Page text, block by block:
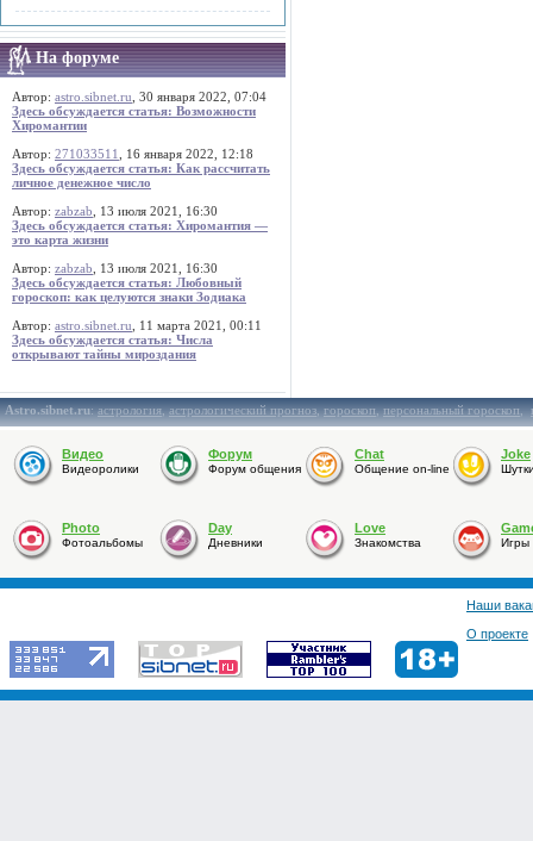
На форуме
Автор: astro.sibnet.ru , 30 января 2022, 07:04
Здесь обсуждается статья: Возможности
Хиромантии
Автор: 271033511
, 16 января 2022, 12:18
Здесь обсуждается статья: Как рассчитать
личное денежное число
Автор: zabzab , 13 июля 2021, 16:30
Здесь обсуждается статья: Хиромантия —
это карта жизни
Автор: zabzab , 13 июля 2021, 16:30
Здесь обсуждается статья: Любовный
гороскоп: как целуются знаки Зодиака
Автор: astro.sibnet.ru , 11 марта 2021, 00:11
Здесь обсуждается статья: Числа
открывают тайны мироздания
Astro.sibnet.ru:астрология,астрологический прогноз,гороскоп,персональный гороскоп,
Видео
Видеоролики
Форум
Форум общения
Chat
Общение on-line
Joke
Photo
Фотоальбомы
Day
Дневники
Love
Знакомства Игры
Наши
О проекте